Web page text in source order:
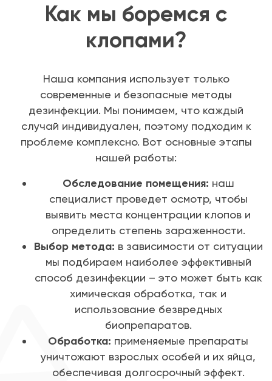
Как мы боремся с
клопами?
Наша компания использует только
современные и безопасные методы
дезинфекции. Мы понимаем, что каждый
случай индивидуален, поэтому подходим к
проблеме комплексно. Вот основные этапы
нашей работы:
Обследование помещения: наш
специалист проведет осмотр, чтобы
выявить места концентрации клопов и
определить степень зараженности.
Выбор метода: в зависимости от ситуации
мы подбираем наиболее эффективный
способ дезинфекции – это может быть как
химическая обработка, так и
использование безвредных
биопрепаратов.
Обработка: применяемые препараты
уничтожают взрослых особей и их яйца,
обеспечивая долгосрочный эффект.